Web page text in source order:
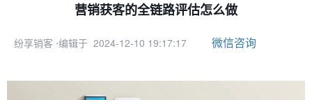
营销获客的全链路评估怎么做
纷享销客 ⋅编辑于 2024-12-10 19:17:17 微信咨询